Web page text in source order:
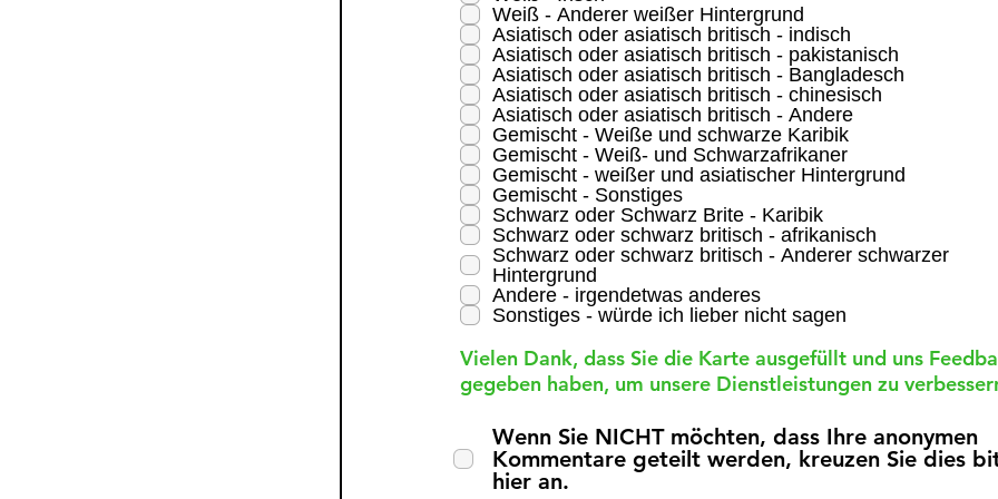
c
h
t
f
e
l
d
Weiß - Anderer weißer Hintergrund
Asiatisch oder asiatisch britisch - indisch
Asiatisch oder asiatisch britisch - pakistanisch
Asiatisch oder asiatisch britisch - Bangladesch
Asiatisch oder asiatisch britisch - chinesisch
Asiatisch oder asiatisch britisch - Andere
Gemischt - Weiße und schwarze Karibik
Gemischt - Weiß- und Schwarzafrikaner
Gemischt - weißer und asiatischer Hintergrund
Gemischt - Sonstiges
Schwarz oder Schwarz Brite - Karibik
Schwarz oder schwarz britisch - afrikanisch
Schwarz oder schwarz britisch - Anderer schwarzer
Hintergrund
Andere - irgendetwas anderes
Sonstiges - würde ich lieber nicht sagen
Vielen Dank, dass Sie die Karte ausgefüllt und uns
gegeben haben, um unsere Dienstleistungen zu
Wenn Sie NICHT möchten, dass Ihre anonymen
Kommentare geteilt werden, kreuzen Sie dies
hier an.